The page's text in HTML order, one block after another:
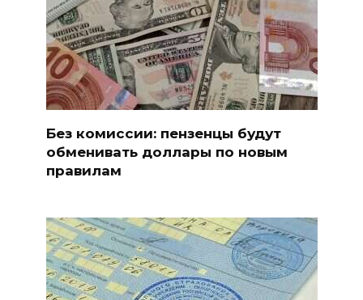
Без комиссии: пензенцы будут
обменивать доллары по новым
правилам